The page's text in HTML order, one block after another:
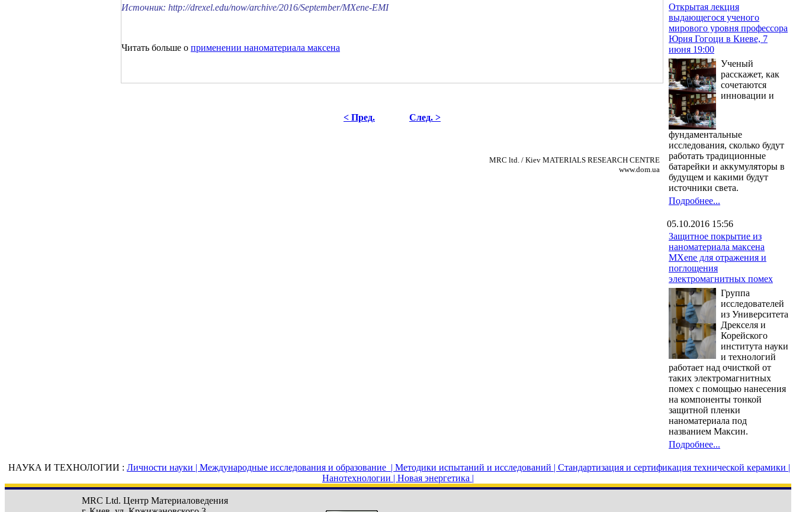
Источник: http://drexel.edu/now/archive/2016/September/MXene-EMI
Читать больше о применении наноматериала максена
< Пред. След. >
MRC ltd. / Kiev MATERIALS RESEARCH CENTRE
www.dom.ua
Открытая лекция
выдающегося ученого
мирового уровня профессора
Юрия Гогоци в Киеве, 7
июня 19:00
Ученый
расскажет, как
сочетаются
инновации и
фундаментальные
исследования, сколько будут
работать традиционные
батарейки и аккумуляторы в
будущем и какими будут
источники света.
Подробнее...
05.10.2016 15:56
Защитное покрытие из
наноматериала максена
MXene для отражения и
поглощения
электромагнитных помех
Группа
исследователей
из Университета
Дрекселя и
Корейского
института науки
и технологий
работает над очисткой от
таких электромагнитных
помех с помощью нанесения
на компоненты тонкой
защитной пленки
наноматериала под
названием Максин.
Подробнее...
НАУКА И ТЕХНОЛОГИИ : Личности науки | Международные исследования и образование | Методики испытаний и исследований | Стандартизация и сертификация технической керамики |
Нанотехнологии | Новая энергетика |
MRC Ltd. Центр Материаловедения